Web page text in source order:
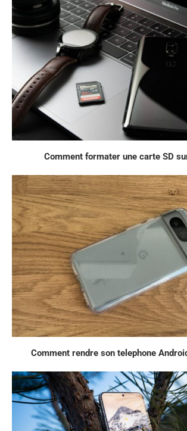
Comment formater une carte SD
Comment rendre son telephone